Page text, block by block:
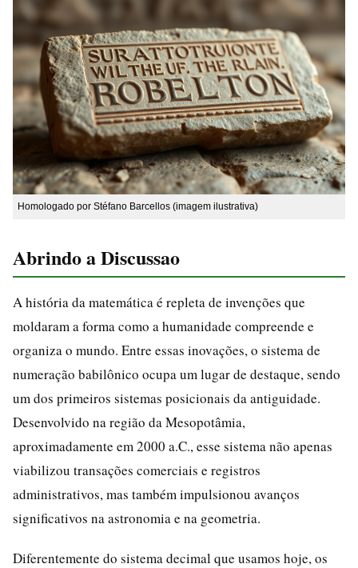
Homologado por Stéfano Barcellos (imagem ilustrativa)
Abrindo a Discussao
A história da matemática é repleta de invenções que
moldaram a forma como a humanidade compreende e
organiza o mundo. Entre essas inovações, o sistema de
numeração babilônico ocupa um lugar de destaque, sendo
um dos primeiros sistemas posicionais da antiguidade.
Desenvolvido na região da Mesopotâmia,
aproximadamente em 2000 a.C., esse sistema não apenas
viabilizou transações comerciais e registros
administrativos, mas também impulsionou avanços
significativos na astronomia e na geometria.
Diferentemente do sistema decimal que usamos hoje, os